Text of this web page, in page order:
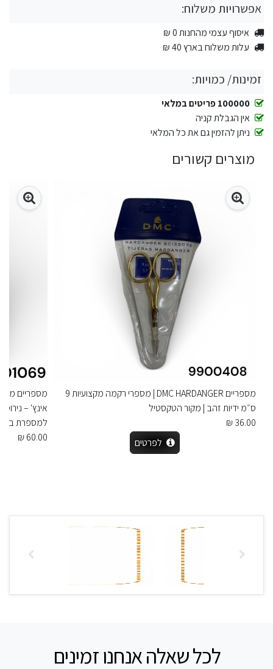
אפשרויות משלוח:
איסוף עצמי מהחנות 0 ₪
עלות משלוח בארץ 40 ₪
זמינות/ כמויות:
100000 פריטים במלאי
אין הגבלת קניה
ניתן להזמין גם את כל המלאי
מוצרים קשורים
מספריים DMC HARDANGER | מספרי רקמה מקצועיות 9
ס״מ ידיות זהב | מקור הטקסטיל
36.00 ₪
לפרטים
אינץ' –
למספרת
60.00 ₪
לכל שאלה אנחנו זמינים